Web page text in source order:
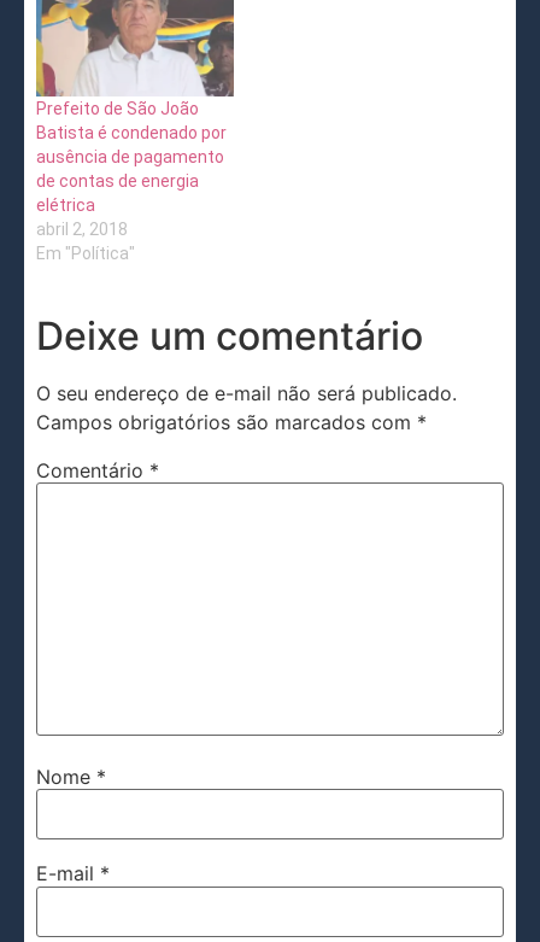
Prefeito de São João
Batista é condenado por
ausência de pagamento
de contas de energia
elétrica
abril 2, 2018
Em "Política"
Deixe um comentário
O seu endereço de e-mail não será publicado.
Campos obrigatórios são marcados com *
Comentário *
Nome *
E-mail *